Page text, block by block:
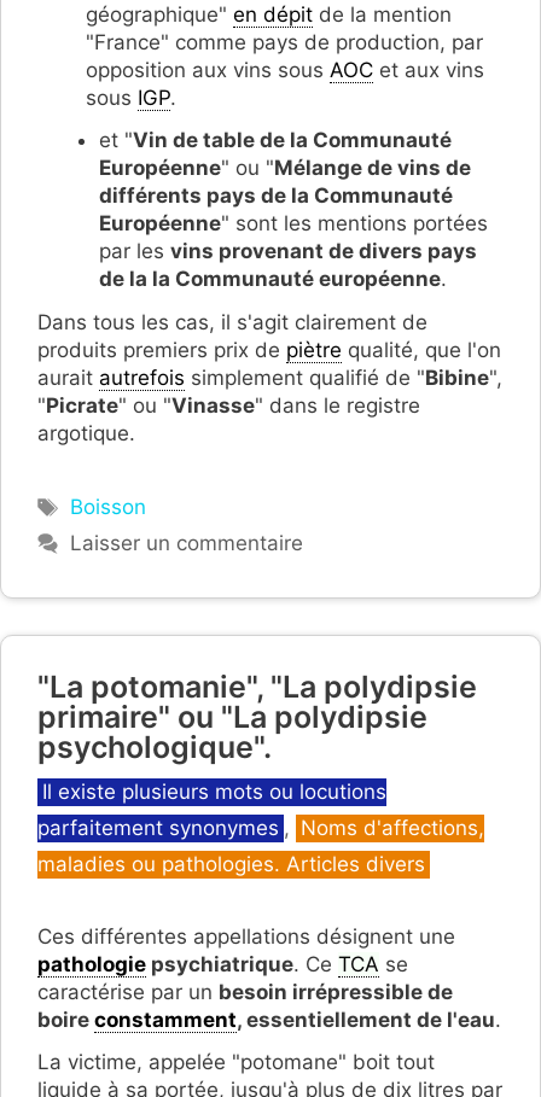
géographique" en dépit de la mention
"France" comme pays de production, par
opposition aux vins sous AOC et aux vins
sous IGP.
et "Vin de table de la Communauté
Européenne" ou "Mélange de vins de
différents pays de la Communauté
Européenne" sont les mentions portées
par les vins provenant de divers pays
de la la Communauté européenne.
Dans tous les cas, il s'agit clairement de
produits premiers prix de piètre qualité, que l'on
aurait autrefois simplement qualifié de "Bibine",
"Picrate" ou "Vinasse" dans le registre
argotique.
Étiquettes
Boisson
Laisser un commentaire
"La potomanie", "La polydipsie
primaire" ou "La polydipsie
psychologique".
Catégories
Il existe plusieurs mots ou locutions
parfaitement synonymes , Noms d'affections,
maladies ou pathologies. Articles divers
Ces différentes appellations désignent une
pathologie psychiatrique. Ce TCA se
caractérise par un besoin irrépressible de
boire constamment, essentiellement de l'eau.
La victime, appelée "potomane" boit tout
liquide à sa portée, jusqu'à plus de dix litres par